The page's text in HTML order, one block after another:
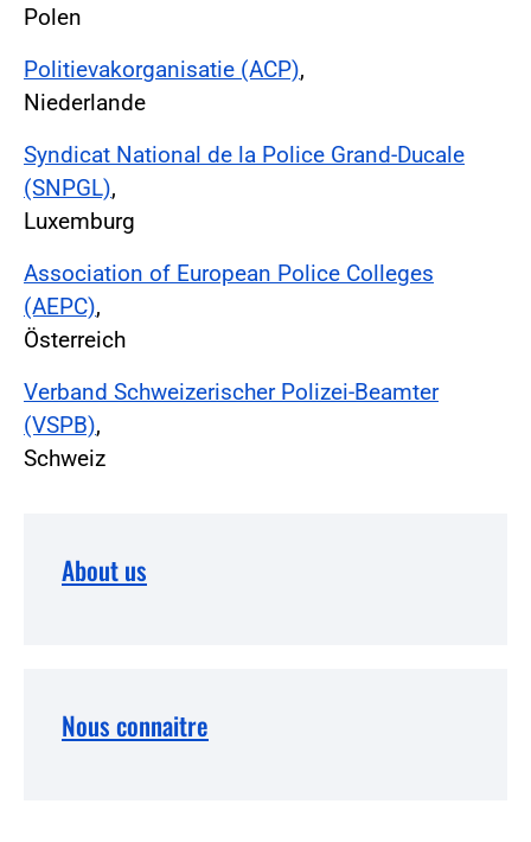
Polen
Politievakorganisatie (ACP),
Niederlande
Syndicat National de la Police Grand-Ducale
(SNPGL),
Luxemburg
Association of European Police Colleges
(AEPC),
Österreich
Verband Schweizerischer Polizei-Beamter
(VSPB),
Schweiz
About us
Nous connaitre